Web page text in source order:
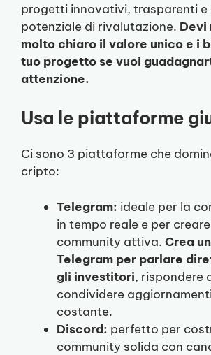
progetti innovativi, trasparenti e
potenziale di rivalutazione. Devi
molto chiaro il valore unico e i
tuo progetto se vuoi
attenzione.
Usa le piattaforme
Ci sono 3 piattaforme che
cripto:
Telegram: ideale per la
in tempo reale e per
community attiva. Crea
Telegram per parlare
gli investitori, rispondere
condividere
costante.
Discord: perfetto per
community solida con